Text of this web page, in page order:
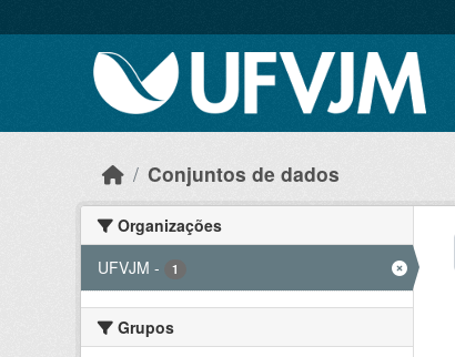
Conjuntos de dados
Organizações
UFVJM - 1
Grupos